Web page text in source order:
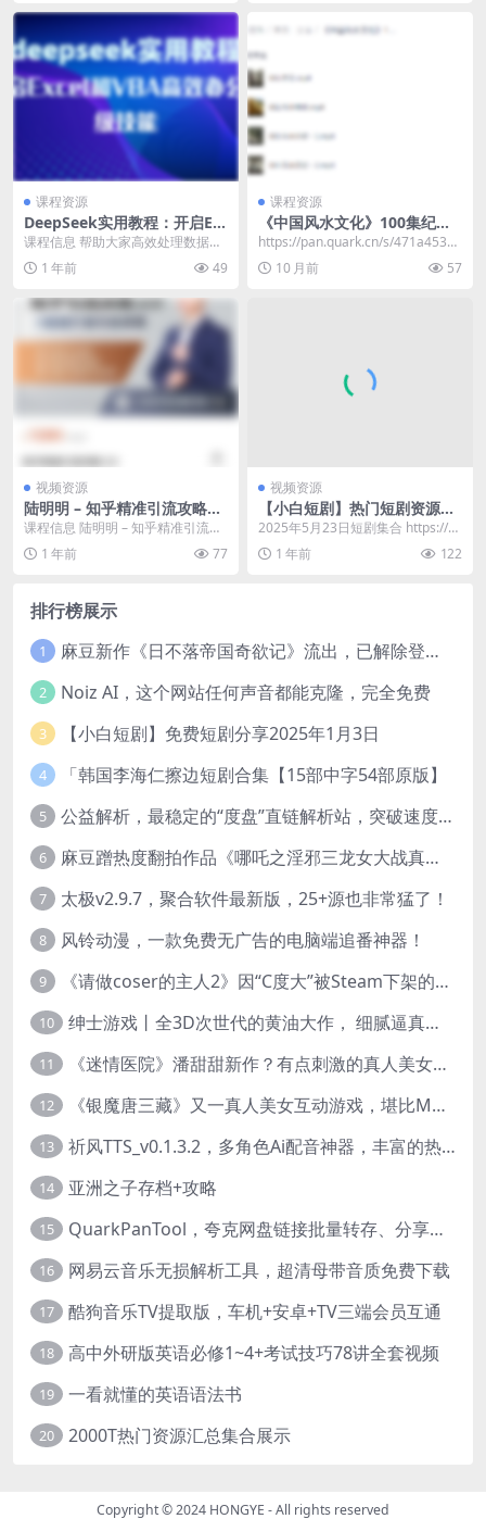
课程资源
DeepSeek实用教程：开启Ex
cel和VBA高效办公超级技能
课程信息 帮助大家高效处理数据信
息和自动化每日任务。课程内容分
为三部分：Deep...
1 年前 49
课程资源
《中国风水文化》100集纪录
片完整版-传统智慧与现代应用
https://pan.quark.cn/s/471a453ea
c6e
10 月前 57
视频资源
陆明明 – 知乎精准引流攻略2.
0
课程信息 陆明明 – 知乎精准引流攻
略2.0，适合各行业，全程实操落地
演示。 课...
1 年前 77
视频资源
【小白短剧】热门短剧资源分
享2025年5月23日
2025年5月23日短剧集合 https://p
an.quark.cn/s/c4...
1 年前 122
排行榜展示
1 麻豆新作《日不落帝国奇欲记》流出，已解除登录验证！
2 Noiz AI，这个网站任何声音都能克隆，完全免费
3 【小白短剧】免费短剧分享2025年1月3日
4 「韩国李海仁擦边短剧合集【15部中字54部原版】
5 公益解析，最稳定的“度盘”直链解析站，突破速度限制
6 麻豆蹭热度翻拍作品《哪吒之淫邪三龙女大战真阳魔童》 已上线
7 太极v2.9.7，聚合软件最新版，25+源也非常猛了！
8 风铃动漫，一款免费无广告的电脑端追番神器！
9 《请做coser的主人2》因“C度大”被Steam下架的真人美女互动游戏！
10 绅士游戏丨全3D次世代的黄油大作， 细腻逼真的双人互动狂想曲！
11 《迷情医院》潘甜甜新作？有点刺激的真人美女互动游戏
12 《银魔唐三藏》又一真人美女互动游戏，堪比M豆！
13 祈风TTS_v0.1.3.2，多角色Ai配音神器，丰富的热门音色
14 亚洲之子存档+攻略
15 QuarkPanTool，夸克网盘链接批量转存、分享和下载工具
16 网易云音乐无损解析工具，超清母带音质免费下载
17 酷狗音乐TV提取版，车机+安卓+TV三端会员互通
18 高中外研版英语必修1~4+考试技巧78讲全套视频
19 一看就懂的英语语法书
20 2000T热门资源汇总集合展示
Copyright © 2024 HONGYE - All rights reserved